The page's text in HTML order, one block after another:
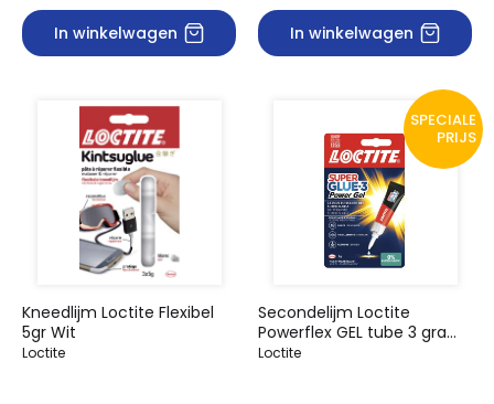
In winkelwagen In winkelwagen
Kneedlijm Loctite Flexibel
5gr Wit
Loctite
SPECIALE
PRIJS
Secondelijm Loctite
Powerflex GEL tube 3 gram
op blister
Loctite